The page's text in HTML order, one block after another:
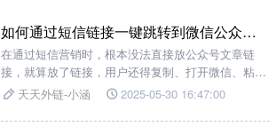
如何通过短信链接一键跳转到微信公众号文章？
在通过短信营销时，根本没法直接放公众号文章链
接，就算放了链接，用户还得复制、打开微信、粘贴
到搜索框，一顿操作下来，耐心全没了，转化率低得
短信里点击链接，直接跳转到微信公众号文章吗？这
天天外链-小涵 2025-05-30 16:47:00